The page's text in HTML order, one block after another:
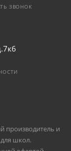
ЗВОНОК
производитель и
школ.